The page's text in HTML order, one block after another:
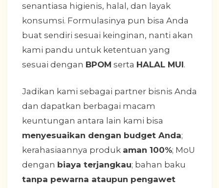
senantiasa higienis, halal, dan layak
konsumsi. Formulasinya pun bisa Anda
buat sendiri sesuai keinginan, nanti akan
kami pandu untuk ketentuan yang
sesuai dengan BPOM serta HALAL MUI.
Jadikan kami sebagai partner bisnis Anda
dan dapatkan berbagai macam
keuntungan antara lain kami bisa
menyesuaikan dengan budget Anda;
kerahasiaannya produk aman 100%; MoU
dengan biaya terjangkau; bahan baku
tanpa pewarna ataupun pengawet